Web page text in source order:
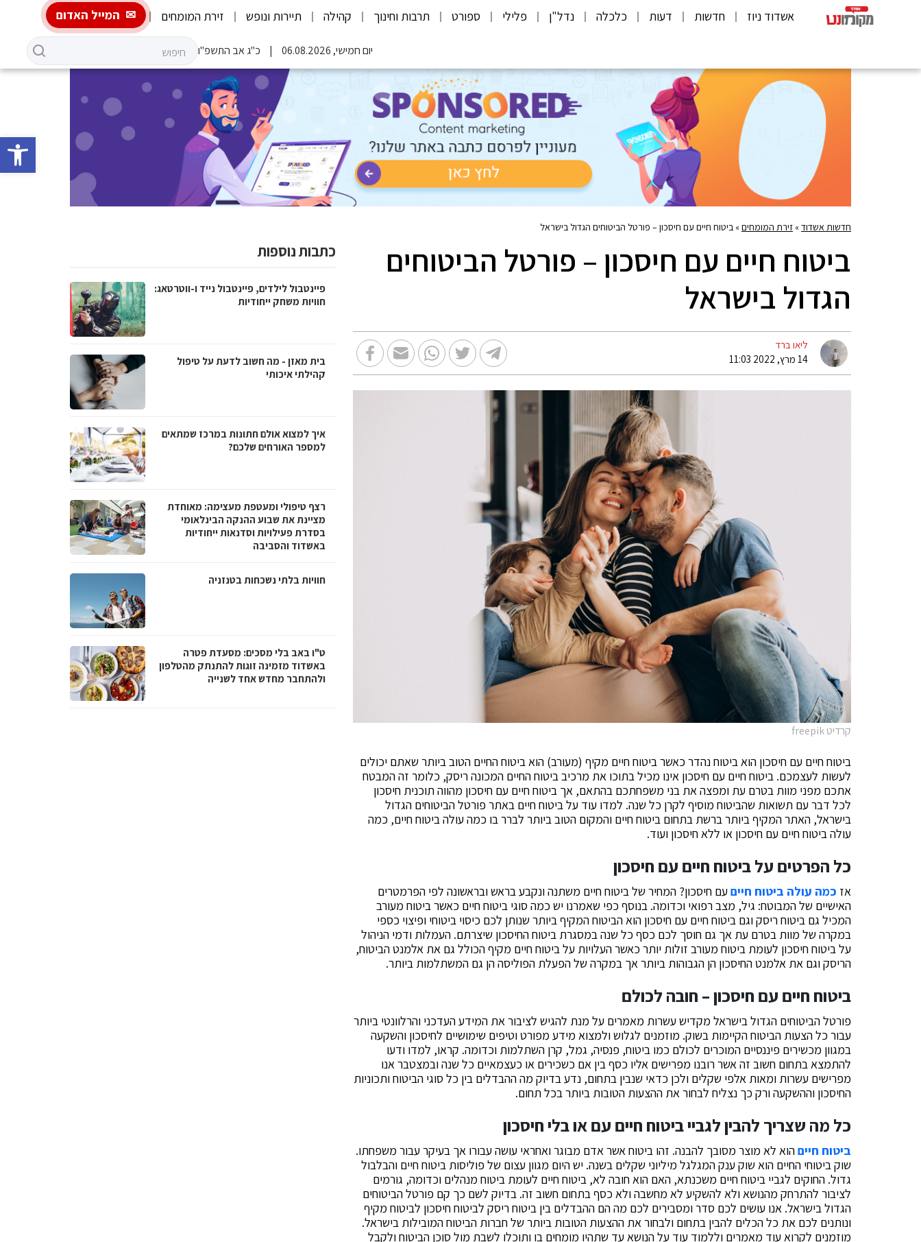
פתח
אשדוד ניוז חדשות דעות כלכלה נדל"ן פלילי ספורט תרבות וחינוך קהילה תיירות ונופש זירת המומחים המייל האדום
יום חמישי, 06.08.2026 כ"ג אב התשפ"ו
חדשות אשדוד» זירת המומחים» ביטוח חיים עם חיסכון – פורטל הביטוחים הגדול בישראל
ביטוח חיים עם חיסכון – פורטל הביטוחים
הגדול בישראל
ליאו ברד
14 מרץ, 2022 11:03
קרדיט freepik
ביטוח חיים עם חיסכון הוא ביטוח נהדר כאשר ביטוח חיים מקיף (מעורב) הוא ביטוח החיים הטוב ביותר שאתם יכולים
לעשות לעצמכם. ביטוח חיים עם חיסכון אינו מכיל בתוכו את מרכיב ביטוח החיים המכונה ריסק, כלומר זה המבטח
אתכם מפני מוות בטרם עת ומפצה את בני משפחתכם בהתאם, אך ביטוח חיים עם חיסכון מהווה תוכנית חיסכון
לכל דבר עם תשואות שהביטוח מוסיף לקרן כל שנה. למדו עוד על ביטוח חיים באתר פורטל הביטוחים הגדול
בישראל, האתר המקיף ביותר ברשת בתחום ביטוח חיים והמקום הטוב ביותר לברר בו כמה עולה ביטוח חיים, כמה
עולה ביטוח חיים עם חיסכון או ללא חיסכון ועוד.
כל הפרטים על ביטוח חיים עם חיסכון
אז כמה עולה ביטוח חיים עם חיסכון? המחיר של ביטוח חיים משתנה ונקבע בראש ובראשונה לפי הפרמטרים
האישיים של המבוטח: גיל, מצב רפואי וכדומה. בנוסף כפי שאמרנו יש כמה סוגי ביטוח חיים כאשר ביטוח מעורב
המכיל גם ביטוח ריסק וגם ביטוח חיים עם חיסכון הוא הביטוח המקיף ביותר שנותן לכם כיסוי ביטוחי ופיצוי כספי
במקרה של מוות בטרם עת אך גם חוסך לכם כסף כל שנה במסגרת ביטוח החיסכון שיצרתם. העמלות ודמי הניהול
על ביטוח חיסכון לעומת ביטוח מעורב זולות יותר כאשר העלויות על ביטוח חיים מקיף הכולל גם את אלמנט הביטוח,
הריסק וגם את אלמנט החיסכון הן הגבוהות ביותר אך במקרה של הפעלת הפוליסה הן גם המשתלמות ביותר.
ביטוח חיים עם חיסכון – חובה לכולם
פורטל הביטוחים הגדול בישראל מקדיש עשרות מאמרים על מנת להגיש לציבור את המידע העדכני והרלוונטי ביותר
עבור כל הצעות הביטוח הקיימות בשוק. מוזמנים לגלוש ולמצוא מידע מפורט וטיפים שימושיים לחיסכון והשקעה
במגוון מכשירים פיננסיים המוכרים לכולם כמו ביטוח, פנסיה, גמל, קרן השתלמות וכדומה. קראו, למדו ודעו
להתמצא בתחום חשוב זה אשר רובנו מפרישים אליו כסף בין אם כשכירים או כעצמאיים כל שנה ובמצטבר אנו
מפרישים עשרות ומאות אלפי שקלים ולכן כדאי שנבין בתחום, נדע בדיוק מה ההבדלים בין כל סוגי הביטוח ותכוניות
החיסכון וההשקעה ורק כך נצליח לבחור את ההצעות הטובות ביותר בכל תחום.
כל מה שצריך להבין לגביי ביטוח חיים עם או בלי חיסכון
ביטוח חייםהוא לא מוצר מסובך להבנה. זהו ביטוח אשר אדם מבוגר ואחראי עושה עבורו אך בעיקר עבור משפחתו.
שוק ביטוחי החיים הוא שוק ענק המגלגל מיליוני שקלים בשנה. יש היום מגוון עצום של פוליסות ביטוח חיים והבלבול
גדול. החוקים לגביי ביטוח חיים משכנתא, האם הוא חובה לא, ביטוח חיים לעומת ביטוח מנהלים וכדומה, גורמים
לציבור להתרחק מהנושא ולא להשקיע לא מחשבה ולא כסף בתחום חשוב זה. בדיוק לשם כך קם פורטל הביטוחים
הגדול בישראל. אנו עושים לכם סדר ומסבירים לכם מה הם ההבדלים בין ביטוח ריסק לביטוח חיסכון לביטוח מקיף
ונותנים לכם את כל הכלים להבין בתחום ולבחור את ההצעות הטובות ביותר של חברות הביטוח המובילות בישראל.
מוזמנים לקרוא עוד מאמרים וללמוד עוד על הנושא עד שתהיו מומחים בו ותוכלו לשבת מול סוכן הביטוח ולקבל
כתבות נוספות
פיינטבול לילדים, פיינטבול נייד ו-ווטרטאג:
חוויות משחק ייחודיות
בית מאזן - מה חשוב לדעת על טיפול
קהילתי איכותי
איך למצוא אולם חתונות במרכז שמתאים
למספר האורחים שלכם?
רצף טיפולי ומעטפת מעצימה: מאוחדת
מציינת את שבוע ההנקה הבינלאומי
בסדרת פעילויות וסדנאות ייחודיות
באשדוד והסביבה
חוויות בלתי נשכחות בטנזניה
ט"ו באב בלי מסכים: מסעדת פטרה
באשדוד מזמינה זוגות להתנתק מהטלפון
ולהתחבר מחדש אחד לשנייה